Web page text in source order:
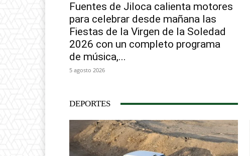
Fuentes de Jiloca calienta motores
para celebrar desde mañana las
Fiestas de la Virgen de la Soledad
2026 con un completo programa
de música,...
5 agosto 2026
DEPORTES